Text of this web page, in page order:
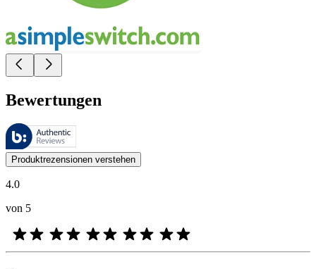
Bewertungen
Diese Bewertungen werden von Bazaarvoice verwaltet und
Kundenmeinungen in Form von Produkt- und Sternebewertungen
Produktrezensionen verstehen
4.0
von 5